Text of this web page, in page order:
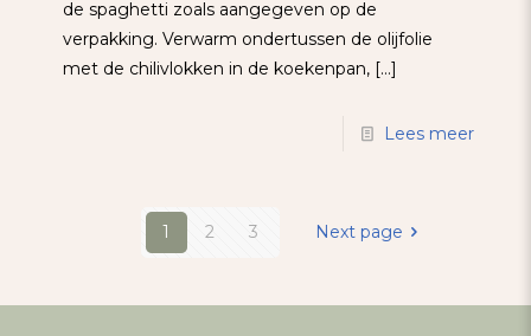
de spaghetti zoals aangegeven op de
verpakking. Verwarm ondertussen de olijfolie
met de chilivlokken in de koekenpan, […]
Lees meer
1 2 3 Next page